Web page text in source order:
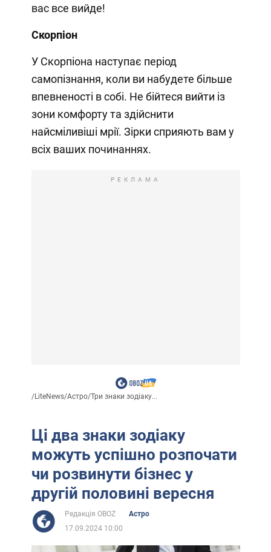
вас все вийде!
Скорпіон
У Скорпіона наступає період
самопізнання, коли ви набудете більше
впевненості в собі. Не бійтеся вийти із
зони комфорту та здійснити
найсміливіші мрії. Зірки сприяють вам у
всіх ваших починаннях.
РЕКЛАМА
/LiteNews/Астро/Три знаки зодіаку...
Ці два знаки зодіаку
можуть успішно розпочати
чи розвинути бізнес у
другій половині вересня
Редакція OBOZ
Астро
17.09.2024 10:00